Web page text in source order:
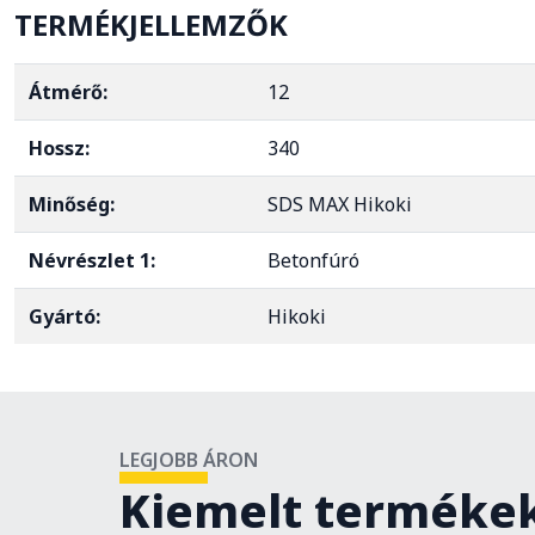
TERMÉKJELLEMZŐK
Átmérő: 12
Hossz: 340
Minőség: SDS MAX Hikoki
Névrészlet 1: Betonfúró
Gyártó: Hikoki
LEGJOBB ÁRON
Kiemelt